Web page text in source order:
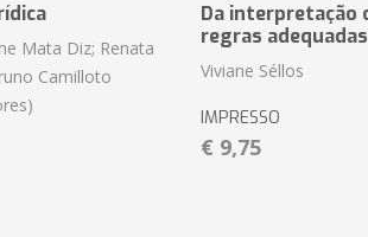
Mata Diz; Renata
Camilloto
Da interpretação
regras
Viviane Séllos
IMPRESSO
€ 9,75